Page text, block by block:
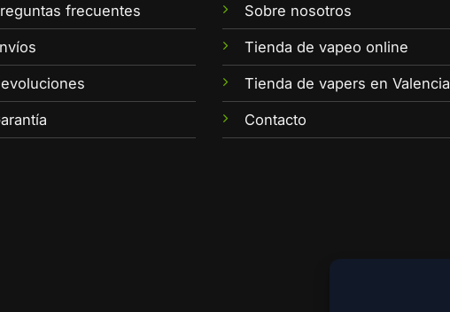
frecuentes Sobre nosotros
Tienda de vapeo online
Tienda de vapers en Valencia
Contacto